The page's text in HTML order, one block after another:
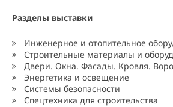
Разделы выставки
Инженерное и отопительное
Строительные материалы и
Двери. Окна. Фасады. Кровля.
Энергетика и освещение
Системы безопасности
Спецтехника для строительства